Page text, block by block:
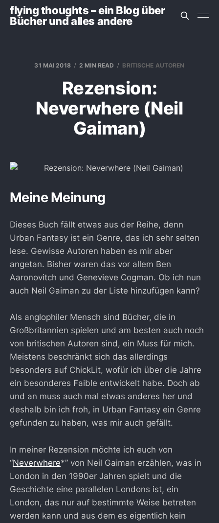
flying thoughts – ein Blog über
Bücher und alles andere
31 MAI 2018 2 MIN READ BRITISCHE AUTOREN
Rezension:
Neverwhere (Neil
Gaiman)
Meine Meinung
Dieses Buch fällt etwas aus der Reihe, denn
Urban Fantasy ist ein Genre, das ich sehr selten
lese. Gewisse Autoren haben es mir aber
angetan. Bisher waren das vor allem Ben
Aaronovitch und Genevieve Cogman. Ob ich nun
auch Neil Gaiman zu der Liste hinzufügen kann?
Als anglophiler Mensch sind Bücher, die in
Großbritannien spielen und am besten auch noch
von britischen Autoren sind, ein Muss für mich.
Meistens beschränkt sich das allerdings
besonders auf ChickLit, wofür ich über die Jahre
ein besonderes Faible entwickelt habe. Doch ab
und an muss auch mal etwas anderes her und
deshalb bin ich froh, in Urban Fantasy ein Genre
gefunden zu haben, was mir auch gefällt.
In meiner Rezension möchte ich euch von
“Neverwhere*” von Neil Gaiman erzählen, was in
London in den 1990er Jahren spielt und die
Geschichte eine parallelen Londons ist, ein
London, das nur auf bestimmte Weise betreten
werden kann und aus dem es eigentlich kein